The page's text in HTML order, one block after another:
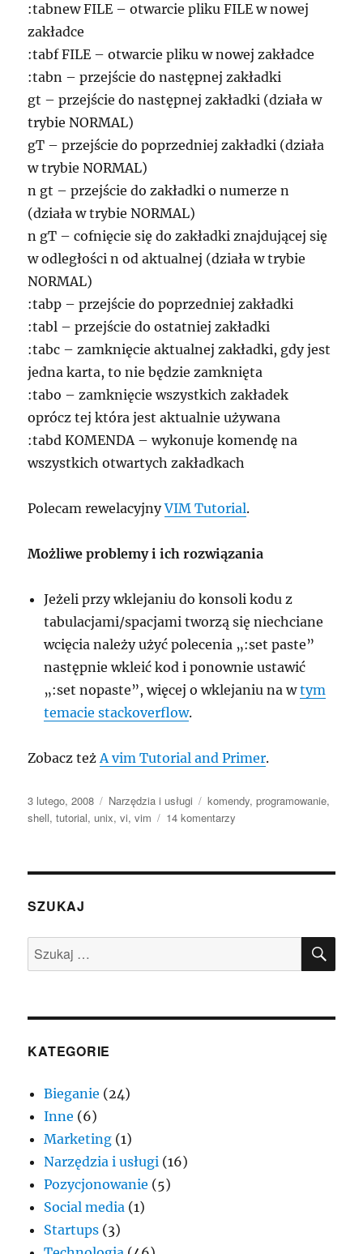
:tabnew FILE – otwarcie pliku FILE w nowej
zakładce
:tabf FILE – otwarcie pliku w nowej zakładce
:tabn – przejście do następnej zakładki
gt – przejście do następnej zakładki (działa w
trybie NORMAL)
gT – przejście do poprzedniej zakładki (działa
w trybie NORMAL)
n gt – przejście do zakładki o numerze n
(działa w trybie NORMAL)
n gT – cofnięcie się do zakładki znajdującej się
w odległości n od aktualnej (działa w trybie
NORMAL)
:tabp – przejście do poprzedniej zakładki
:tabl – przejście do ostatniej zakładki
:tabc – zamknięcie aktualnej zakładki, gdy jest
jedna karta, to nie będzie zamknięta
:tabo – zamknięcie wszystkich zakładek
oprócz tej która jest aktualnie używana
:tabd KOMENDA – wykonuje komendę na
wszystkich otwartych zakładkach
Polecam rewelacyjnyVIM Tutorial.
Możliwe problemy i ich rozwiązania
Jeżeli przy wklejaniu do konsoli kodu z
tabulacjami/spacjami tworzą się niechciane
wcięcia należy użyć polecenia „:set paste”
następnie wkleić kod i ponownie ustawić
„:set nopaste”, więcej o wklejaniu na wtym
temacie stackoverflow.
Zobacz teżA vim Tutorial and Primer.
Data
publikacji
3 lutego, 2008 Kategorie
Narzędzia i usługi Tagi
komendy,programowanie,
shell,tutorial, unix,vi,vim 14 komentarzy
podstawowe
SZUKAJ
Szukaj:
KATEGORIE
Bieganie (24)
Inne (6)
Marketing (1)
Narzędzia i usługi (16)
Pozycjonowanie (5)
Social media (1)
Startups (3)